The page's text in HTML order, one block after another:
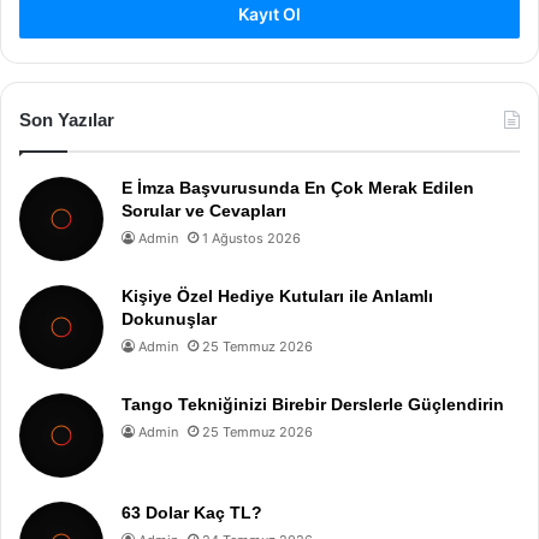
Kayıt Ol
Son Yazılar
E İmza Başvurusunda En Çok Merak Edilen
Sorular ve Cevapları
Admin 1 Ağustos 2026
Kişiye Özel Hediye Kutuları ile Anlamlı
Dokunuşlar
Admin 25 Temmuz 2026
Tango Tekniğinizi Birebir Derslerle Güçlendirin
Admin 25 Temmuz 2026
63 Dolar Kaç TL?